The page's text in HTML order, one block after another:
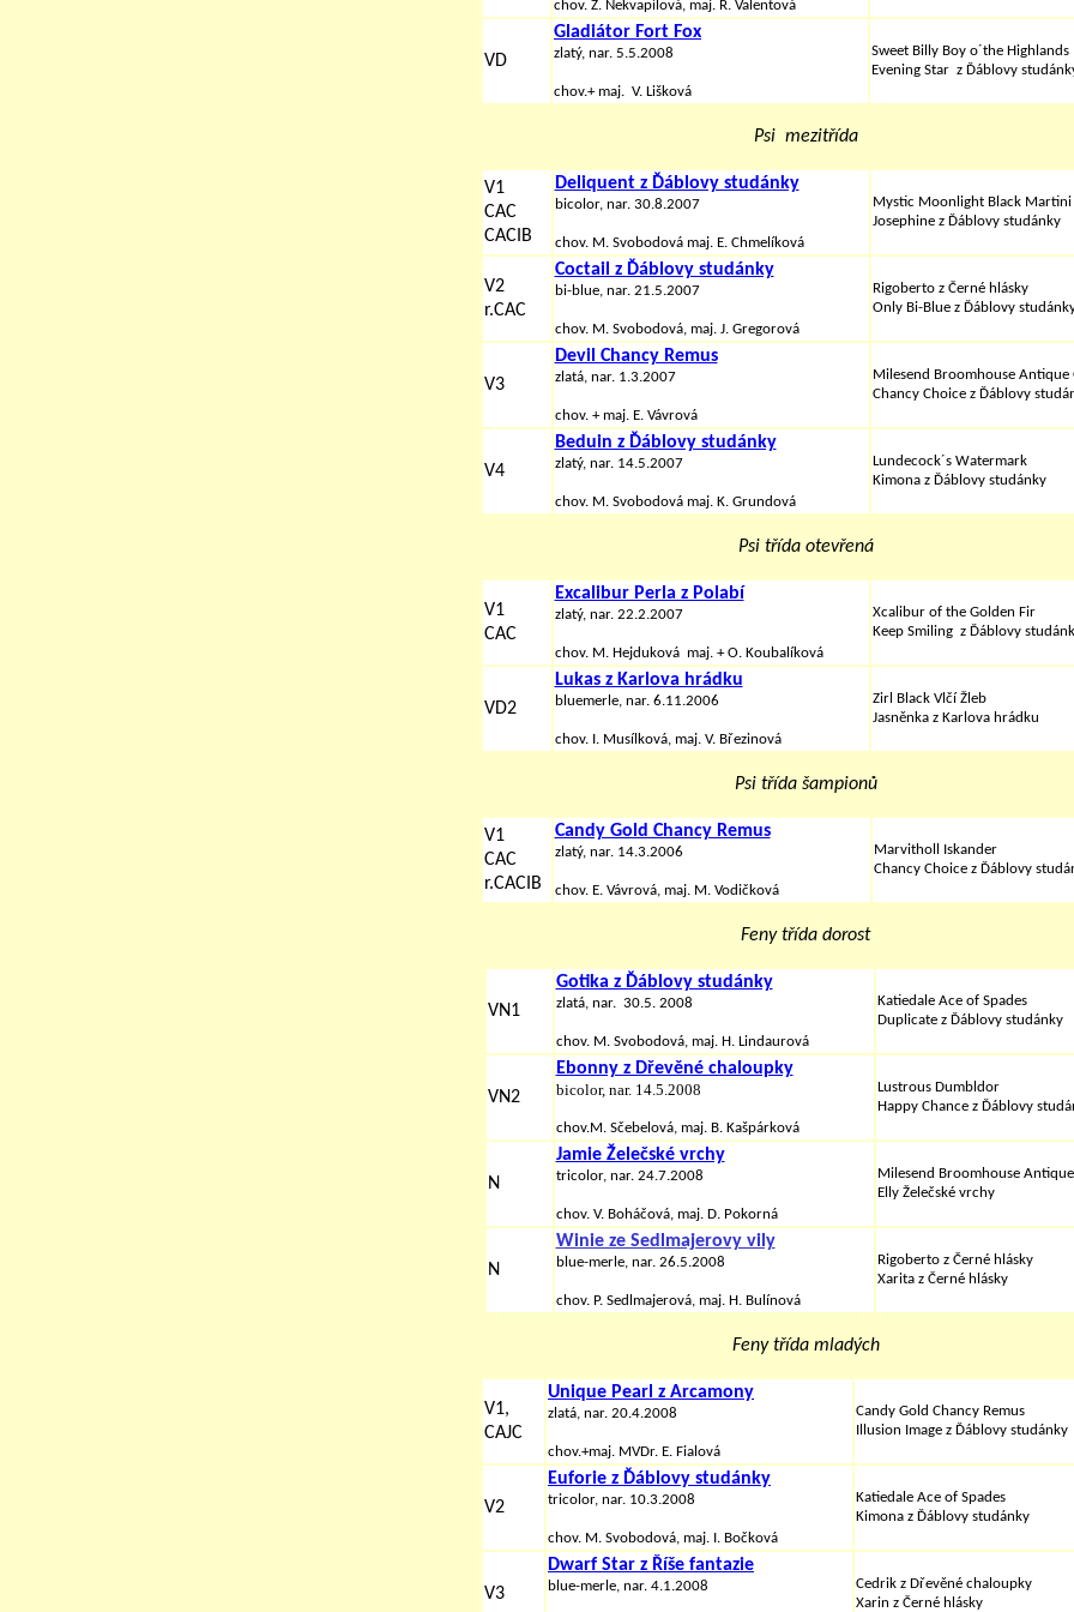
chov. Z. Nekvapilová, maj. R. Valentová
VD
Gladiátor Fort Fox
zlatý, nar. 5.5.2008
chov.+ maj. V. Lišková
Sweet Billy Boy o´the Highlands
Evening Star z Ďáblovy
Psi mezitřída
V1
CAC
CACIB
Deliquent z Ďáblovy studánky
bicolor, nar. 30.8.2007
chov. M. Svobodová maj. E. Chmelíková
Mystic Moonlight Black Martini
Josephine z Ďáblovy studánky
V2
r.CAC
Coctail z Ďáblovy studánky
bi-blue, nar. 21.5.2007
chov. M. Svobodová, maj. J. Gregorová
Rigoberto z Černé hlásky
Only Bi-Blue z Ďáblovy
V3
Devil Chancy Remus
zlatá, nar. 1.3.2007
chov. + maj. E. Vávrová
Milesend Broomhouse Antique
Chancy Choice z Ďáblovy
V4
Beduin z Ďáblovy studánky
zlatý, nar. 14.5.2007
chov. M. Svobodová maj. K. Grundová
Lundecock´s Watermark
Kimona z Ďáblovy studánky
Psi třída otevřená
V1
CAC
Excalibur Perla z Polabí
zlatý, nar. 22.2.2007
chov. M. Hejduková maj. + O. Koubalíková
Xcalibur of the Golden Fir
Keep Smiling z Ďáblovy
VD2
Lukas z Karlova hrádku
bluemerle, nar. 6.11.2006
chov. I. Musílková, maj. V. Březinová
Zirl Black Vlčí Žleb
Jasněnka z Karlova hrádku
Psi třída šampionů
V1
CAC
r.CACIB
Candy Gold Chancy Remus
zlatý, nar. 14.3.2006
chov. E. Vávrová, maj. M. Vodičková
Marvitholl Iskander
Chancy Choice z Ďáblovy
Feny třída dorost
VN1
Gotika z Ďáblovy studánky
zlatá, nar. 30.5. 2008
chov. M. Svobodová, maj. H. Lindaurová
Katiedale Ace of Spades
Duplicate z Ďáblovy studánky
VN2
Ebonny z Dřevěné chaloupky
bicolor, nar. 14.5.2008
chov.M. Sčebelová, maj. B. Kašpárková
Lustrous Dumbldor
Happy Chance z Ďáblovy
N
Jamie Želečské vrchy
tricolor, nar. 24.7.2008
chov. V. Boháčová, maj. D. Pokorná
Milesend Broomhouse
Elly Želečské vrchy
N
Winie ze Sedlmajerovy vily
blue-merle, nar. 26.5.2008
chov. P. Sedlmajerová, maj. H. Bulínová
Rigoberto z Černé hlásky
Xarita z Černé hlásky
Feny třída mladých
V1,
CAJC
Unique Pearl z Arcamony
zlatá, nar. 20.4.2008
chov.+maj. MVDr. E. Fialová
Candy Gold Chancy Remus
Illusion Image z Ďáblovy studánky
V2
Euforie z Ďáblovy studánky
tricolor, nar. 10.3.2008
chov. M. Svobodová, maj. I. Bočková
Katiedale Ace of Spades
Kimona z Ďáblovy studánky
V3
Dwarf Star z Říše fantazie
blue-merle, nar. 4.1.2008
Cedrik z Dřevěné chaloupky
Xarin z Černé hlásky